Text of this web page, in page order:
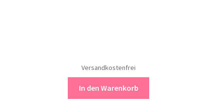
Versandkostenfrei
In den Warenkorb